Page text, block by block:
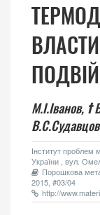
М.І.Іванов, †
Інститут проблем
України , вул.
Порошкова
2015, #03/04
http://